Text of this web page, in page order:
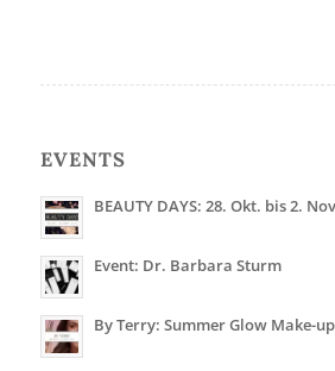
EVENTS
BEAUTY DAYS: 28. Okt. bis 2.
Event: Dr. Barbara Sturm
By Terry: Summer Glow Make-up